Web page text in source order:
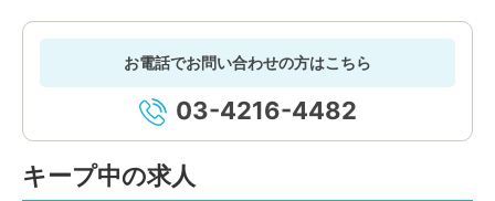
お電話でお問い合わせの方はこちら
03-4216-4482
キープ中の求人